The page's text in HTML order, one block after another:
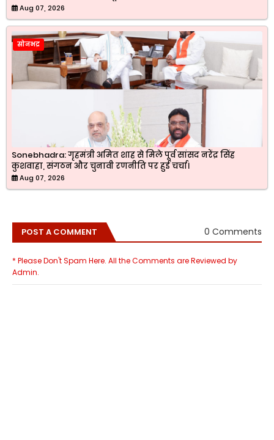
Aug 07, 2026
सोनभद्र
Sonebhadra: गृहमंत्री अमित शाह से मिले पूर्व सांसद नरेंद्र सिंह
कुशवाहा, संगठन और चुनावी रणनीति पर हुई चर्चा।
Aug 07, 2026
POST A COMMENT 0 Comments
* Please Don't Spam Here. All the Comments are Reviewed by
Admin.